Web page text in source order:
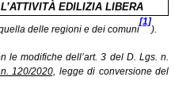
EDILIZIA LIBERA
delle regioni e dei comuni
[1]
).
le modifiche dell’art. 3 del D. Lgs. n.
120/2020, legge di conversione del